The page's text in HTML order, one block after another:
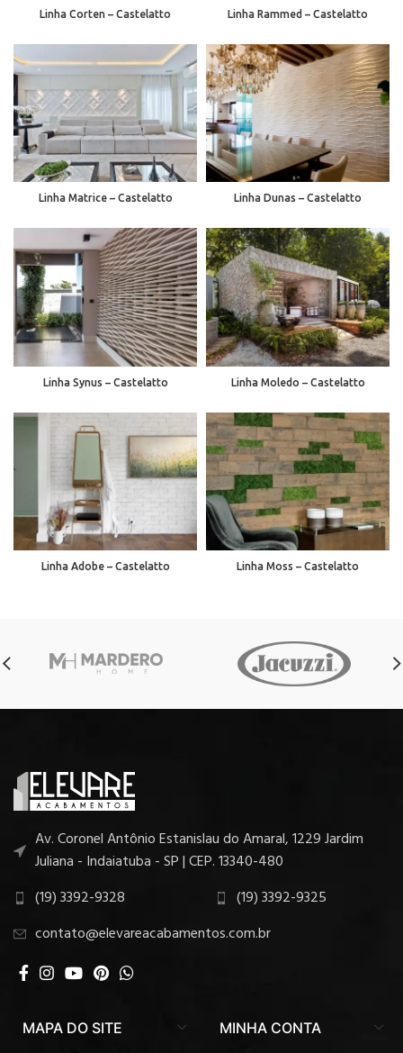
Linha Corten – Castelatto Linha Rammed – Castelatto
Linha Matrice – Castelatto Linha Dunas – Castelatto
Linha Synus – Castelatto Linha Moledo – Castelatto
Linha Adobe – Castelatto Linha Moss – Castelatto
Av. Coronel Antônio Estanislau do Amaral, 1229 Jardim
Juliana - Indaiatuba - SP | CEP. 13340-480
(19) 3392-9328
(19) 3392-9325
contato@elevareacabamentos.com.br
MAPA DO SITE MINHA CONTA